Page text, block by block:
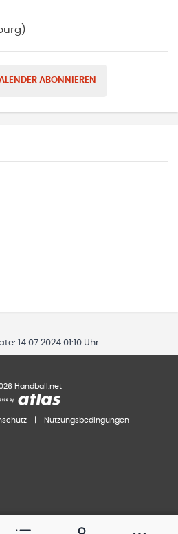
)
ABONNIEREN
14.07.2024 01:10 Uhr
Handball.net
Nutzungsbedingungen